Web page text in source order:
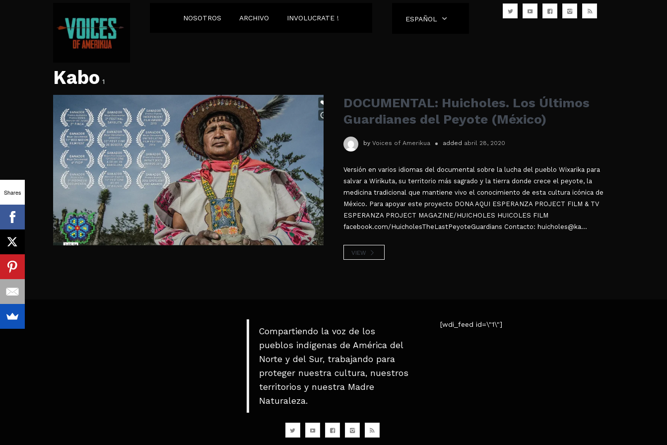
NOSOTROS ARCHIVO INVOLUCRATE ! ESPAÑOL
Kabo 1
DOCUMENTAL: Huicholes. Los Últimos
Guardianes del Peyote (México)
by Voices of Amerikua added abril 28, 2020
Versión en varios idiomas del documental sobre la lucha del pueblo Wixarika para
salvar a Wirikuta, su territorio más sagrado y la tierra donde crece el peyote, la
medicina tradicional que mantiene vivo el conocimiento de esta cultura icónica de
México. Para apoyar este proyecto DONA AQUI ESPERANZA PROJECT FILM & TV
ESPERANZA PROJECT MAGAZINE/HUICHOLES HUICOLES FILM
facebook.com/HuicholesTheLastPeyoteGuardians Contacto: huicholes@ka...
VIEW
Compartiendo la voz de los
pueblos indígenas de América del
Norte y del Sur, trabajando para
proteger nuestra cultura, nuestros
territorios y nuestra Madre
Naturaleza.
[wdi_feed id=\"1\"]
Shares